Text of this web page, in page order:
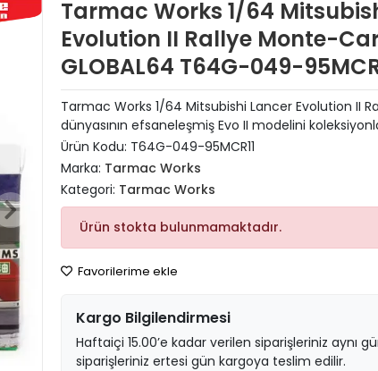
Tarmac Works 1/64
Evolution II Rallye Monte-
GLOBAL64 T64G-049-
Tarmac Works 1/64 Mitsubishi Lancer Evolution II
dünyasının efsaneleşmiş Evo II modelini
Ürün Kodu: T64G-049-95MCR11
Marka: Tarmac Works
Kategori: Tarmac Works
Ürün stokta bulunmamaktadır.
Favorilerime ekle
Kargo Bilgilendirmesi
Haftaiçi 15.00’e kadar verilen siparişleriniz aynı
siparişleriniz ertesi gün kargoya teslim edilir.